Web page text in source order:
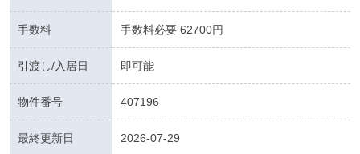
手数料 手数料必要 62700円
引渡し/入居日 即可能
物件番号 407196
最終更新日 2026-07-29